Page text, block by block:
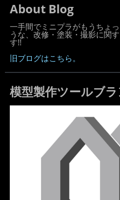
About Blog
一手間でミニプラがもうちょ
うな、改修・塗装・撮影に関
す!!
旧ブログはこちら。
模型製作ツールブ